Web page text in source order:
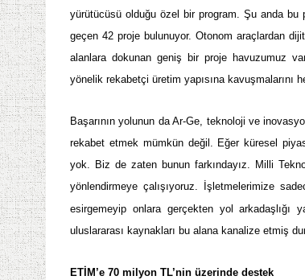
yürütücüsü olduğu özel bir program. Şu anda bu
geçen 42 proje bulunuyor. Otonom araçlardan
alanlara dokunan geniş bir proje havuzumuz
yönelik rekabetçi üretim yapısına kavuşmalarını
Başarının yolunun da Ar-Ge, teknoloji ve
rekabet etmek mümkün değil. Eğer küresel
yok. Biz de zaten bunun farkındayız. Milli
yönlendirmeye çalışıyoruz. İşletmelerimize
esirgemeyip onlara gerçekten yol arkadaşlığı
uluslararası kaynakları bu alana kanalize etmiş
ETİM’e 70 milyon TL’nin üzerinde destek